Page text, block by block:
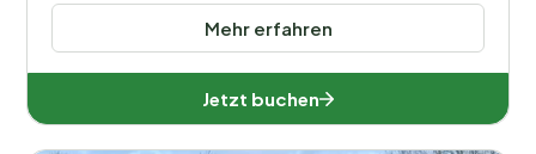
Mehr erfahren
Jetzt buchen